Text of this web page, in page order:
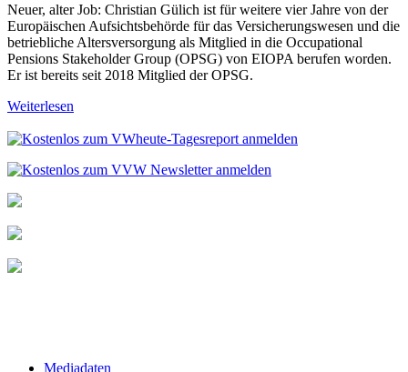
Neuer, alter Job: Christian Gülich ist für weitere vier Jahre von der
Europäischen Aufsichtsbehörde für das Versicherungswesen und die
betriebliche Altersversorgung als Mitglied in die Occupational
Pensions Stakeholder Group (OPSG) von EIOPA berufen worden.
Er ist bereits seit 2018 Mitglied der OPSG.
Weiterlesen
Mediadaten